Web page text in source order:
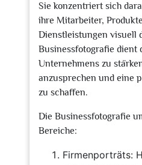
Sie konzentriert sich
ihre Mitarbeiter,
Dienstleistungen visuell
Businessfotografie dient
Unternehmens zu
anzusprechen und eine
zu schaffen.
Die Businessfotografie
Bereiche:
Firmenporträts: